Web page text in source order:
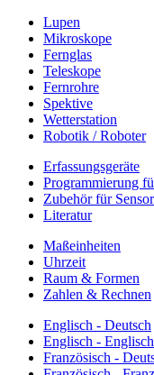
Lupen
Mikroskope
Fernglas
Teleskope
Fernrohre
Spektive
Wetterstation
Robotik / Roboter
Erfassungsgeräte
Programmierung
Zubehör für
Literatur
Maßeinheiten
Uhrzeit
Raum & Formen
Zahlen & Rechnen
Englisch - Deutsch
Englisch - Englisch
Französisch -